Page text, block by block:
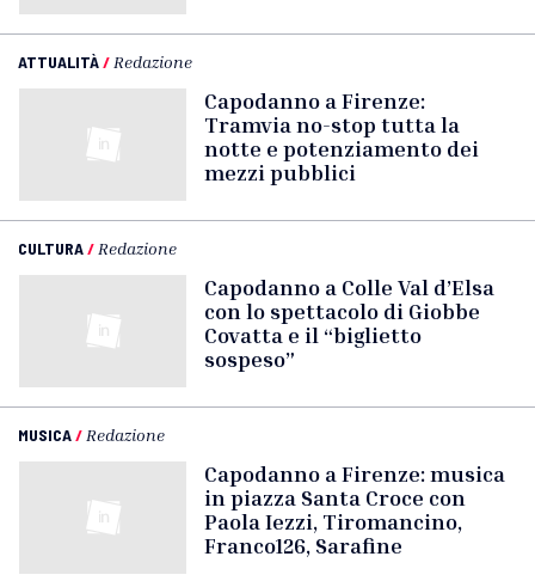
ATTUALITÀ/ Redazione
Capodanno a Firenze:
Tramvia no-stop tutta la
notte e potenziamento dei
mezzi pubblici
CULTURA/ Redazione
Capodanno a Colle Val d’Elsa
con lo spettacolo di Giobbe
Covatta e il “biglietto
sospeso”
MUSICA/ Redazione
Capodanno a Firenze: musica
in piazza Santa Croce con
Paola Iezzi, Tiromancino,
Franco126, Sarafine